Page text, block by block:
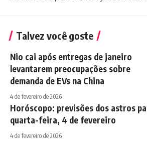
Talvez você goste
Nio cai após entregas de janeiro
levantarem preocupações sobre
demanda de EVs na China
4 de fevereiro de 2026
Horóscopo: previsões dos astros
quarta-feira, 4 de fevereiro
4 de fevereiro de 2026